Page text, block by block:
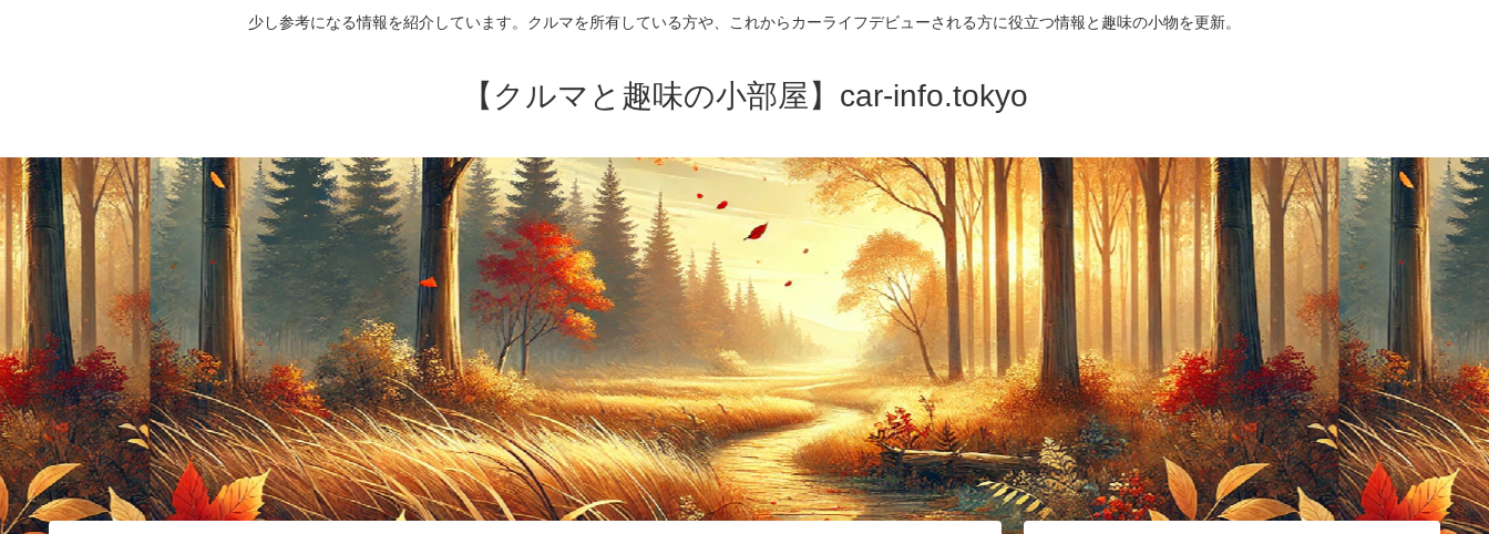
少し参考になる情報を紹介しています。クルマを所有している方や、これからカーライフデビューされる方に役立つ情報と趣味の小物を更新。
【クルマと趣味の小部屋】car-info.tokyo